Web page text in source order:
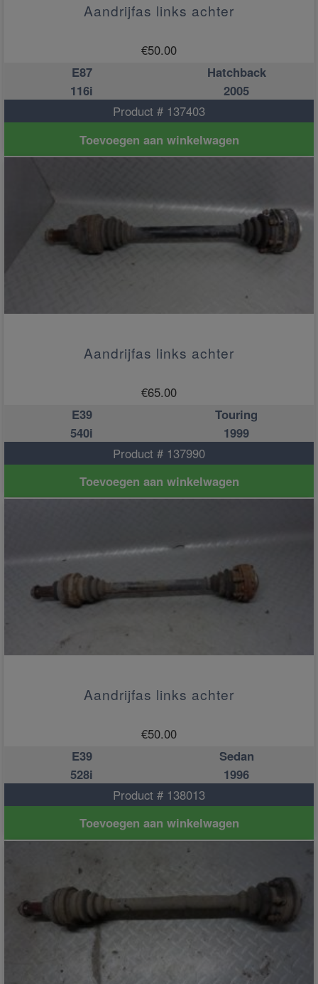
Aandrijfas links achter
€50.00
E87
Hatchback
116i
2005
Product # 137403
Toevoegen aan winkelwagen
Aandrijfas links achter
€65.00
E39
Touring
540i
1999
Product # 137990
Toevoegen aan winkelwagen
Aandrijfas links achter
€50.00
E39
Sedan
528i
1996
Product # 138013
Toevoegen aan winkelwagen